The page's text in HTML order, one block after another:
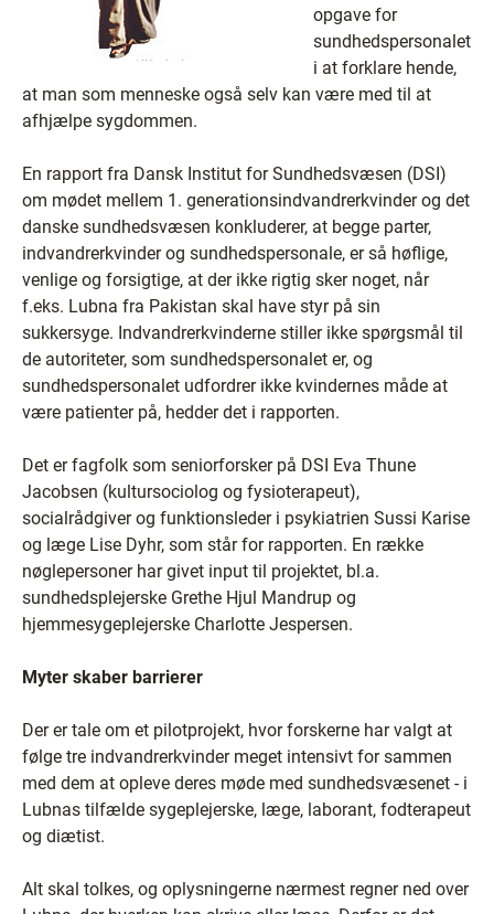
opgave for
sundhedspersonalet
i at forklare hende,
at man som menneske også selv kan være med til at
afhjælpe sygdommen.
En rapport fra Dansk Institut for Sundhedsvæsen (DSI)
om mødet mellem 1. generationsindvandrerkvinder og det
danske sundhedsvæsen konkluderer, at begge parter,
indvandrerkvinder og sundhedspersonale, er så høflige,
venlige og forsigtige, at der ikke rigtig sker noget, når
f.eks. Lubna fra Pakistan skal have styr på sin
sukkersyge. Indvandrerkvinderne stiller ikke spørgsmål til
de autoriteter, som sundhedspersonalet er, og
sundhedspersonalet udfordrer ikke kvindernes måde at
være patienter på, hedder det i rapporten.
Det er fagfolk som seniorforsker på DSI Eva Thune
Jacobsen (kultursociolog og fysioterapeut),
socialrådgiver og funktionsleder i psykiatrien Sussi Karise
og læge Lise Dyhr, som står for rapporten. En række
nøglepersoner har givet input til projektet, bl.a.
sundhedsplejerske Grethe Hjul Mandrup og
hjemmesygeplejerske Charlotte Jespersen.
Myter skaber barrierer
Der er tale om et pilotprojekt, hvor forskerne har valgt at
følge tre indvandrerkvinder meget intensivt for sammen
med dem at opleve deres møde med sundhedsvæsenet - i
Lubnas tilfælde sygeplejerske, læge, laborant, fodterapeut
og diætist.
Alt skal tolkes, og oplysningerne nærmest regner ned over